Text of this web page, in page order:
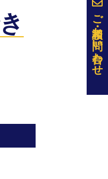
ご相談・
お問い合わせ